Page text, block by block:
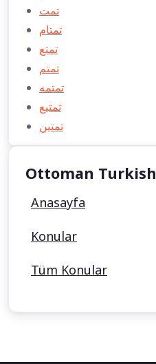
تمت
تمتام
تمتع
تمتم
تمتمه
تمتيع
تمتين
Ottoman Turkish
Anasayfa
Konular
Tüm Konular